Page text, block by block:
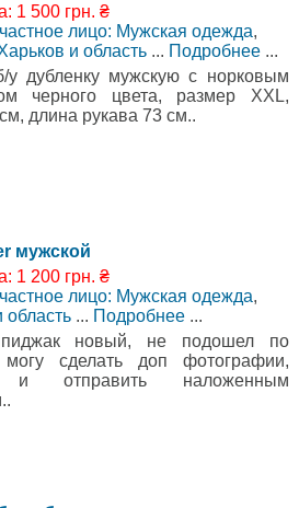
1 500 грн. ₴
лицо: Мужская одежда,
и область ... Подробнее ...
у дубленку мужскую с норковым
черного цвета, размер XXL,
длина рукава 73 см..
мужской
1 200 грн. ₴
лицо: Мужская одежда,
... Подробнее ...
новый, не подошел по
могу сделать доп фотографии,
и отправить наложенным